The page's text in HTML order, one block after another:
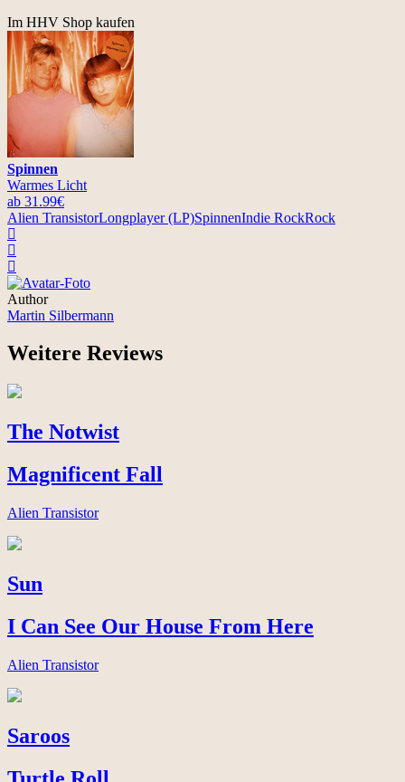
Im HHV Shop kaufen
Spinnen
Warmes Licht
ab 31.99€
Alien TransistorLongplayer (LP)SpinnenIndie RockRock
Author
Martin Silbermann
Weitere Reviews
The Notwist
Magnificent Fall
Alien Transistor
Sun
I Can See Our House From Here
Alien Transistor
Saroos